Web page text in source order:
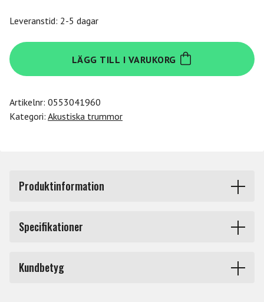
Leveranstid: 2-5 dagar
Tama
TDR-
OR
LÄGG TILL I VARUKORG
Artikelnr: 0553041960
Kategori: Akustiska trummor
Produktinformation
undersida, 1800 mm X 2000 mm.
Specifikationer
Kundbetyg